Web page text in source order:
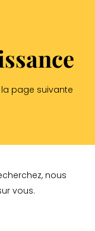
page suivante
nous
vous.